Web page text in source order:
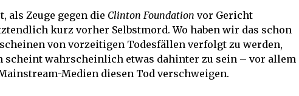
als Zeuge gegen die Clinton Foundation vor Gericht
kurz vorher Selbstmord. Wo haben wir das schon
von vorzeitigen Todesfällen verfolgt zu werden,
scheint wahrscheinlich etwas dahinter zu sein – vor allem
Medien diesen Tod verschweigen.